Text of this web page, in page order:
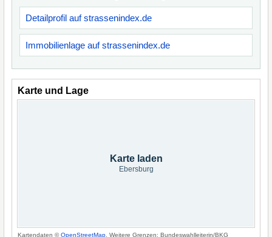
Detailprofil auf strassenindex.de
Immobilienlage auf strassenindex.de
Karte und Lage
Karte laden
Ebersburg
Kartendaten ©OpenStreetMap . Weitere Grenzen: Bundeswahlleiterin/BKG